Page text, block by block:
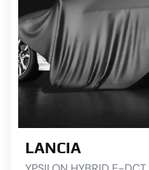
LANCIA